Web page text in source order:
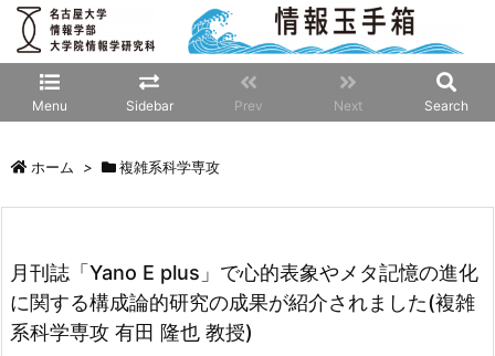
Menu Sidebar Prev Next Search
ホーム > 複雑系科学専攻
月刊誌「Yano E plus」で心的表象やメタ記憶の進化
に関する構成論的研究の成果が紹介されました(複雑
系科学専攻 有田 隆也 教授)